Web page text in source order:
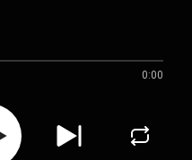
0:00